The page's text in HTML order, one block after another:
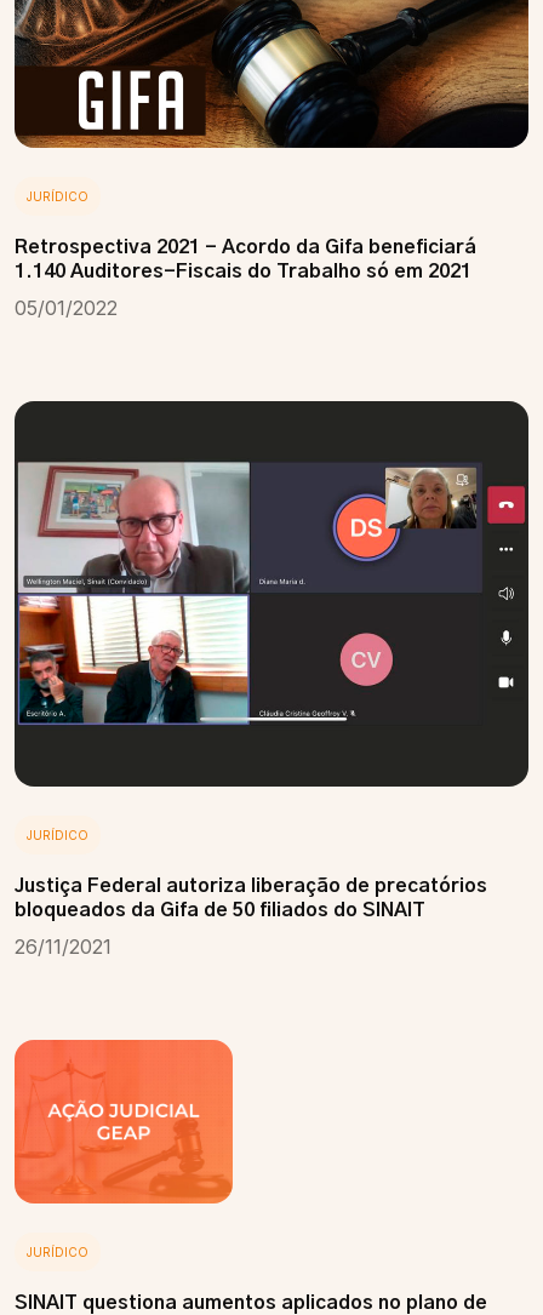
JURÍDICO
Retrospectiva 2021 - Acordo da Gifa beneficiará
1.140 Auditores-Fiscais do Trabalho só em 2021
05/01/2022
JURÍDICO
Justiça Federal autoriza liberação de precatórios
bloqueados da Gifa de 50 filiados do SINAIT
26/11/2021
JURÍDICO
SINAIT questiona aumentos aplicados no plano de